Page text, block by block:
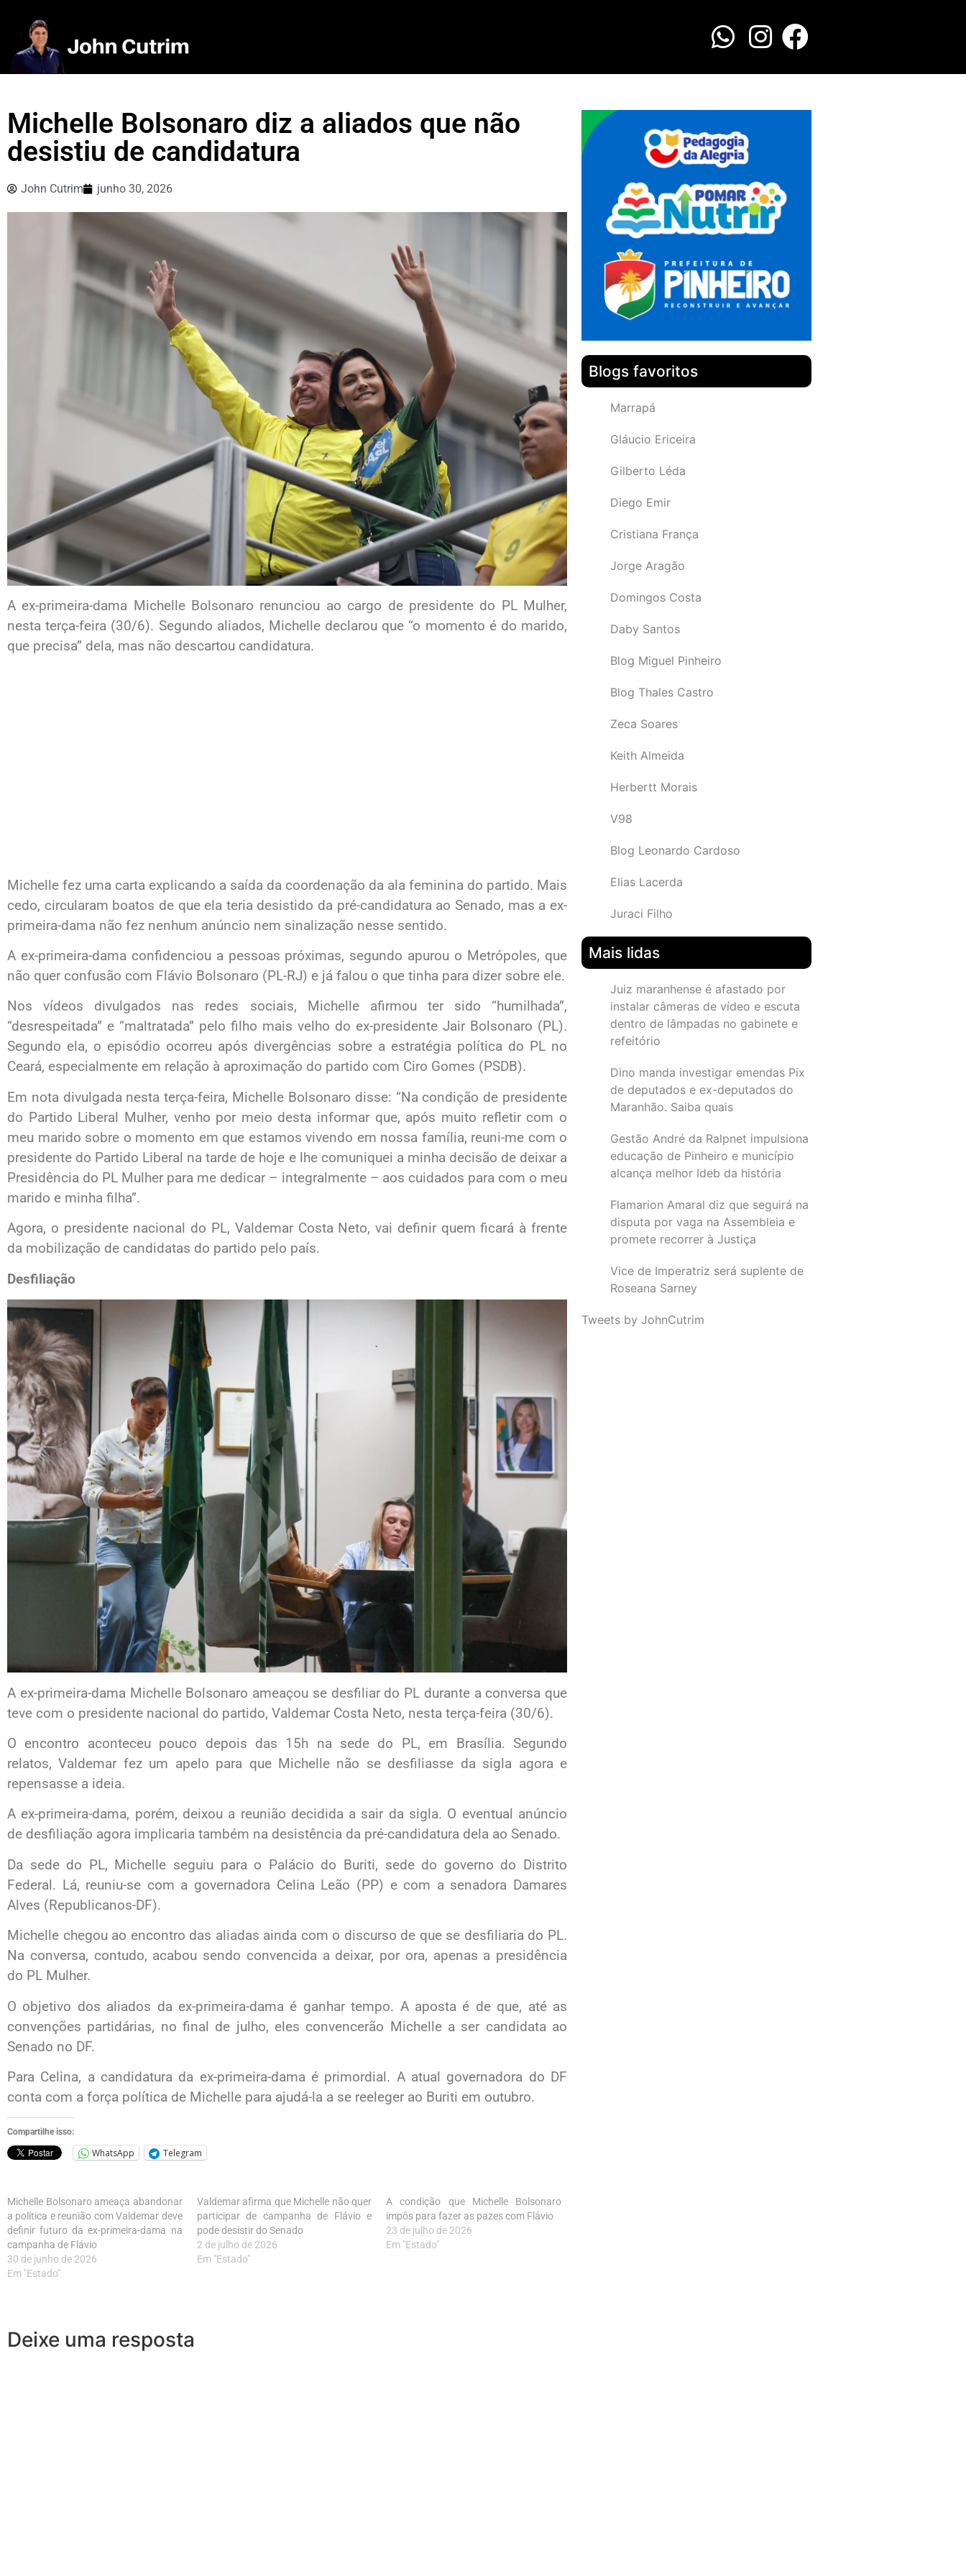
Michelle Bolsonaro diz a aliados que não
desistiu de candidatura
John Cutrim junho 30, 2026
A ex-primeira-dama Michelle Bolsonaro renunciou ao cargo de presidente do PL Mulher,
nesta terça-feira (30/6). Segundo aliados, Michelle declarou que “o momento é do marido,
que precisa” dela, mas não descartou candidatura.
Michelle fez uma carta explicando a saída da coordenação da ala feminina do partido. Mais
cedo, circularam boatos de que ela teria desistido da pré-candidatura ao Senado, mas a ex-
primeira-dama não fez nenhum anúncio nem sinalização nesse sentido.
A ex-primeira-dama confidenciou a pessoas próximas, segundo apurou o Metrópoles, que
não quer confusão com Flávio Bolsonaro (PL-RJ) e já falou o que tinha para dizer sobre ele.
Nos vídeos divulgados nas redes sociais, Michelle afirmou ter sido “humilhada”,
“desrespeitada” e “maltratada” pelo filho mais velho do ex-presidente Jair Bolsonaro (PL).
Segundo ela, o episódio ocorreu após divergências sobre a estratégia política do PL no
Ceará, especialmente em relação à aproximação do partido com Ciro Gomes (PSDB).
Em nota divulgada nesta terça-feira, Michelle Bolsonaro disse: “Na condição de presidente
do Partido Liberal Mulher, venho por meio desta informar que, após muito refletir com o
meu marido sobre o momento em que estamos vivendo em nossa família, reuni-me com o
presidente do Partido Liberal na tarde de hoje e lhe comuniquei a minha decisão de deixar a
Presidência do PL Mulher para me dedicar – integralmente – aos cuidados para com o meu
marido e minha filha”.
Agora, o presidente nacional do PL, Valdemar Costa Neto, vai definir quem ficará à frente
da mobilização de candidatas do partido pelo país.
Desfiliação
A ex-primeira-dama Michelle Bolsonaro ameaçou se desfiliar do PL durante a conversa que
teve com o presidente nacional do partido, Valdemar Costa Neto, nesta terça-feira (30/6).
O encontro aconteceu pouco depois das 15h na sede do PL, em Brasília. Segundo
relatos, Valdemar fez um apelo para que Michelle não se desfiliasse da sigla agora e
repensasse a ideia.
A ex-primeira-dama, porém, deixou a reunião decidida a sair da sigla. O eventual anúncio
de desfiliação agora implicaria também na desistência da pré-candidatura dela ao Senado.
Da sede do PL, Michelle seguiu para o Palácio do Buriti, sede do governo do Distrito
Federal. Lá, reuniu-se com a governadora Celina Leão (PP) e com a senadora Damares
Alves (Republicanos-DF).
Michelle chegou ao encontro das aliadas ainda com o discurso de que se desfiliaria do PL.
Na conversa, contudo, acabou sendo convencida a deixar, por ora, apenas a presidência
do PL Mulher.
O objetivo dos aliados da ex-primeira-dama é ganhar tempo. A aposta é de que, até as
convenções partidárias, no final de julho, eles convencerão Michelle a ser candidata ao
Senado no DF.
Para Celina, a candidatura da ex-primeira-dama é primordial. A atual governadora do DF
conta com a força política de Michelle para ajudá-la a se reeleger ao Buriti em outubro.
Compartilhe isso:
WhatsApp Telegram
Michelle Bolsonaro ameaça abandonar
a política e reunião com Valdemar deve
definir futuro da ex-primeira-dama na
campanha de Flávio
30 de junho de 2026
Em "Estado"
Valdemar afirma que Michelle não quer
participar de campanha de Flávio e
pode desistir do Senado
2 de julho de 2026
Em "Estado"
A condição que Michelle Bolsonaro
impôs para fazer as pazes com Flávio
23 de julho de 2026
Em "Estado"
Deixe uma resposta
Blogs favoritos
Marrapá
Gláucio Ericeira
Gilberto Léda
Diego Emir
Cristiana França
Jorge Aragão
Domingos Costa
Daby Santos
Blog Miguel Pinheiro
Blog Thales Castro
Zeca Soares
Keith Almeida
Herbertt Morais
V98
Blog Leonardo Cardoso
Elias Lacerda
Juraci Filho
Mais lidas
Juiz maranhense é afastado por
instalar câmeras de vídeo e escuta
dentro de lâmpadas no gabinete e
refeitório
Dino manda investigar emendas Pix
de deputados e ex-deputados do
Maranhão. Saiba quais
Gestão André da Ralpnet impulsiona
educação de Pinheiro e município
alcança melhor Ideb da história
Flamarion Amaral diz que seguirá na
disputa por vaga na Assembleia e
promete recorrer à Justiça
Vice de Imperatriz será suplente de
Roseana Sarney
Tweets by JohnCutrim